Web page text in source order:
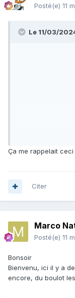
Posté(e) 11
Le 11/03/
Ça me rappelait
Citer
Marco
Posté(e) 11
Bonsoir
Bienvenu, ici il y a
encore, du boulot